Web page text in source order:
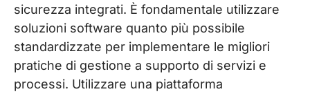
sicurezza integrati. È fondamentale utilizzare
soluzioni software quanto più possibile
standardizzate per implementare le migliori
pratiche di gestione a supporto di servizi e
processi. Utilizzare una piattaforma